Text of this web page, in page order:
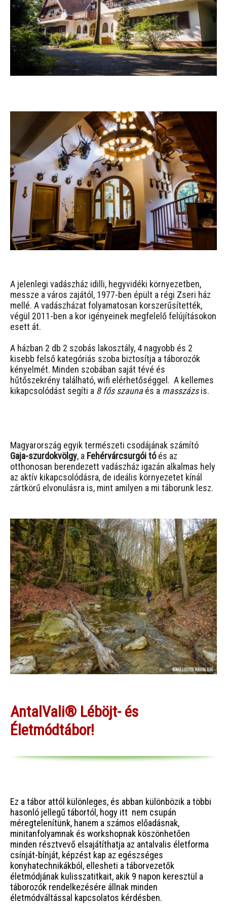
A jelenlegi vadászház idilli, hegyvidéki környezetben,
messze a város zajától, 1977-ben épült a régi Zseri ház
mellé. A vadászházat folyamatosan korszerűsítették,
végül 2011-ben a kor igényeinek megfelelő felújításokon
esett át.
A házban 2 db 2 szobás lakosztály, 4 nagyobb és 2
kisebb felső kategóriás szoba biztosítja a táborozók
kényelmét. Minden szobában saját tévé és
hűtőszekrény található, wifi elérhetőséggel. A kellemes
kikapcsolódást segíti a 8 fős szaunaés a masszázsis.
Magyarország egyik természeti csodájának számító
Gaja-szurdokvölgy, a Fehérvárcsurgói tóés az
otthonosan berendezett vadászház igazán alkalmas hely
az aktív kikapcsolódásra, de ideális környezetet kínál
zártkörű elvonulásra is, mint amilyen a mi táborunk lesz.
AntalVali® Léböjt- és
Életmódtábor!
Ez a tábor attól különleges, és abban különbözik a többi
hasonló jellegű tábortól, hogy itt nem csupán
méregtelenítünk, hanem a számos előadásnak,
minitanfolyamnak és workshopnak köszönhetően
minden résztvevő elsajátíthatja az antalvalis életforma
csínját-bínját, képzést kap az egészséges
konyhatechnikákból, ellesheti a táborvezetők
életmódjának kulisszatitkait, akik 9 napon keresztül a
táborozók rendelkezésére állnak minden
életmódváltással kapcsolatos kérdésben.